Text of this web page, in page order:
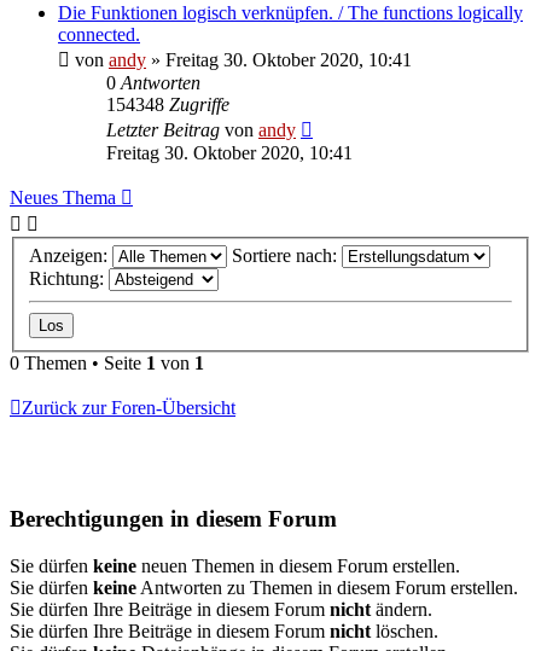
Die Funktionen logisch verknüpfen. / The functions logically
connected.
von andy » Freitag 30. Oktober 2020, 10:41
0 Antworten
154348 Zugriffe
Letzter Beitrag von andy
Freitag 30. Oktober 2020, 10:41
Neues Thema
Anzeigen:
Sortiere nach:
Richtung:
0 Themen • Seite 1 von 1
Zurück zur Foren-Übersicht
Berechtigungen in diesem Forum
Sie dürfen keine neuen Themen in diesem Forum erstellen.
Sie dürfen keine Antworten zu Themen in diesem Forum erstellen.
Sie dürfen Ihre Beiträge in diesem Forum nicht ändern.
Sie dürfen Ihre Beiträge in diesem Forum nicht löschen.